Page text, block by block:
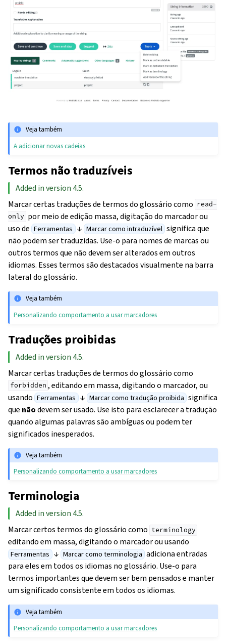
Veja também
A adicionar novas cadeias
Termos não traduzíveis
Added in version 4.5.
Marcar certas traduções de termos do glossário como read-
only por meio de edição massa, digitação do marcador ou
uso de Ferramentas ↓ Marcar como intraduzível significa que
não podem ser traduzidas. Use-o para nomes de marcas ou
outros termos que não devem ser alterados em outros
idiomas. Esses termos são destacados visualmente na barra
lateral do glossário.
Veja também
Personalizando comportamento a usar marcadores
Traduções proibidas
Added in version 4.5.
Marcar certas traduções de termos do glossário como
forbidden , editando em massa, digitando o marcador, ou
usando Ferramentas ↓ Marcar como tradução proibida significa
que nãodevem ser usado. Use isto para esclarecer a tradução
quando algumas palavras são ambíguas ou podem ter
significados inesperados.
Veja também
Personalizando comportamento a usar marcadores
Terminologia
Added in version 4.5.
Marcar certos termos do glossário como terminology
editando em massa, digitando o marcador ou usando
Ferramentas ↓ Marcar como terminologia adiciona entradas
para eles em todos os idiomas no glossário. Use-o para
termos importantes que devem ser bem pensados e manter
um significado consistente em todos os idiomas.
Veja também
Personalizando comportamento a usar marcadores